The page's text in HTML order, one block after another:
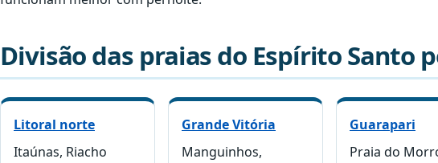
Divisão das praias do Espírito Santo
Litoral norte
Itaúnas, Riacho
Grande Vitória
Manguinhos,
Guarapari
Praia do